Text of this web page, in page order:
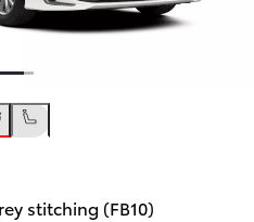
stitching (FB10)